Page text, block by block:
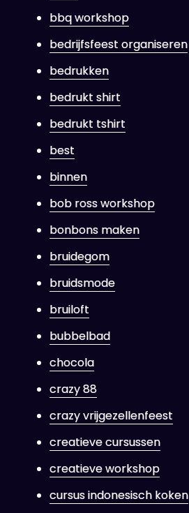
bbq workshop
bedrijfsfeest organiseren
bedrukken
bedrukt shirt
bedrukt tshirt
best
binnen
bob ross workshop
bonbons maken
bruidegom
bruidsmode
bruiloft
bubbelbad
chocola
crazy 88
crazy vrijgezellenfeest
creatieve cursussen
creatieve workshop
cursus indonesisch koken